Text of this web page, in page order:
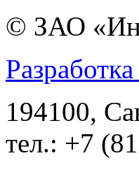
© ЗАО
194100,
тел.: +7